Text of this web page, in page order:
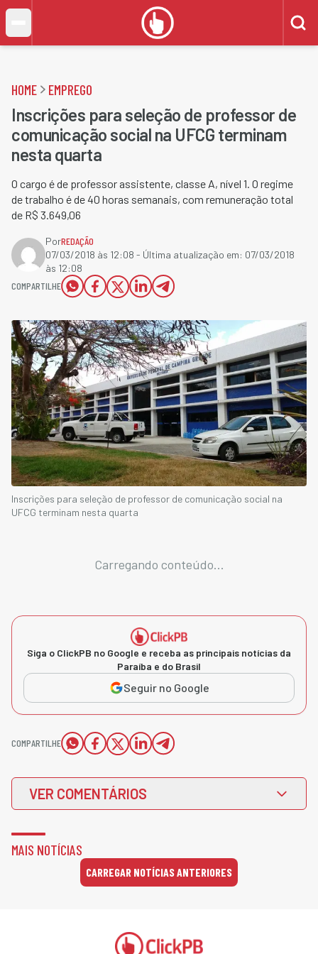
HOME EMPREGO
Inscrições para seleção de professor de
comunicação social na UFCG terminam
nesta quarta
O cargo é de professor assistente, classe A, nível 1. O regime
de trabalho é de 40 horas semanais, com remuneração total
de R$ 3.649,06
PorREDAÇÃO
07/03/2018 às 12:08 - Última atualização em: 07/03/2018
às 12:08
COMPARTILHE
Inscrições para seleção de professor de comunicação social na
UFCG terminam nesta quarta
Carregando conteúdo...
Siga o ClickPB no Google e receba as principais notícias da
Paraíba e do Brasil
Seguir no Google
COMPARTILHE
VER COMENTÁRIOS
MAIS NOTÍCIAS
CARREGAR NOTÍCIAS ANTERIORES